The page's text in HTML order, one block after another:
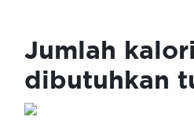
Jumlah
dibutuhkan